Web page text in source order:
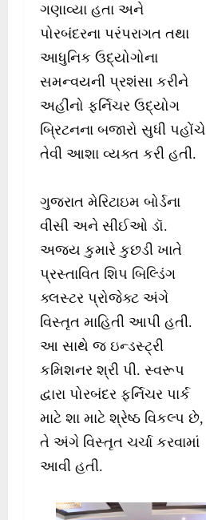
ગણાવ્યા હતા અને
પોરબંદરના પરંપરાગત તથા
આધુનિક ઉદ્યોગોના
સમન્વયની પ્રશંસા કરીને
અહીંનો ફર્નિચર ઉદ્યોગ
બ્રિટનના બજારો સુધી પહોંચે
તેવી આશા વ્યક્ત કરી હતી.
ગુજરાત મેરિટાઇમ બોર્ડના
વીસી અને સીઈઓ ડૉ.
અજય કુમારે કુછડી ખાતે
પ્રસ્તાવિત શિપ બિલ્ડિંગ
ક્લસ્ટર પ્રોજેક્ટ અંગે
વિસ્તૃત માહિતી આપી હતી.
આ સાથે જ ઇન્ડસ્ટ્રી
કમિશનર શ્રી પી. સ્વરૂપ
દ્વારા પોરબંદર ફર્નિચર પાર્ક
માટે શા માટે શ્રેષ્ઠ વિકલ્પ છે,
તે અંગે વિસ્તૃત ચર્ચા કરવામાં
આવી હતી.